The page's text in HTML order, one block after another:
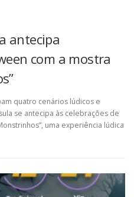
antecipa
com a mostra
quatro cenários lúdicos e
se antecipa às celebrações de
uma experiência lúdica